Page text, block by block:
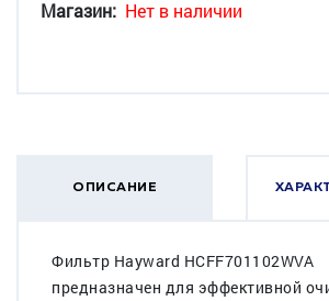
Магазин: Нет в наличии
ОПИСАНИЕ
Фильтр Hayward HCFF701102WVA
предназначен для эффективной